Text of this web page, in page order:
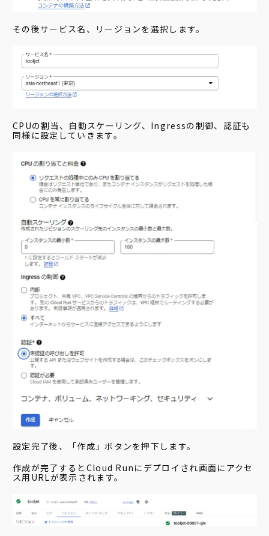
その後サービス名、リージョンを選択します。
CPUの割当、自動スケーリング、Ingressの制御、認証も
同様に設定していきます。
設定完了後、「作成」ボタンを押下します。
作成が完了するとCloud Runにデプロイされ画面にアクセ
ス用URLが表示されます。